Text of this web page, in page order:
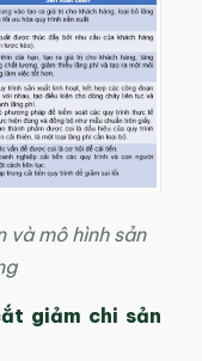
và mô hình sản
giảm chi sản